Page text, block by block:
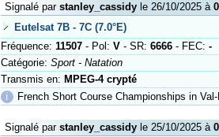
Signalé par stanley_cassidyle 26/10/2025 à
Eutelsat 7B - 7C (7.0°E)
Fréquence: 11507- Pol: V- SR: 6666- FEC: -
Catégorie: Sport - Natation
Transmis en: MPEG-4 crypté
ℹ
French Short Course Championships in
Signalé par stanley_cassidyle 25/10/2025 à